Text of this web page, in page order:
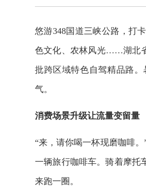
悠游348国道三峡公路，打
色文化、农林风光……湖北
批跨区域特色自驾精品路
气。
消费场景升级让流量变留量
“来，请你喝一杯现磨咖啡
一辆旅行咖啡车。骑着摩托
来跑一圈。